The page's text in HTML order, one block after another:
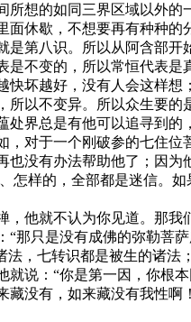
想的如同三界区域以外
休歇，不想要再有种种
第八识。所以从阿含部
不变的，所以常恒代表是
坏越好，没有人会这样
以不变异。所以众生要
处界总是有他可以追寻
对于一个刚破参的七住
没有办法帮助他了；因
怎样的，全部都是迷信。
他就不认为你见道。那
那只是没有成佛的弥勒
，七转识都是被生的诸
说：“你是第一因，你根
没有，如来藏没有我性